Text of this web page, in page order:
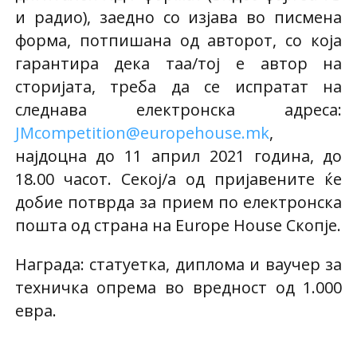
и радио), заедно со изјава во писмена
форма, потпишана од авторот, со која
гарантира дека таа/тој е автор на
сторијата, треба да се испратат на
следнава електронска адреса:
JMcompetition@europehouse.mk,
најдоцна до 11 април 2021 година, до
18.00 часот. Секој/а од пријавените ќе
добие потврда за прием по електронска
пошта од страна на Europe House Скопје.
Награда: статуетка, диплома и ваучер за
техничка опрема во вредност од 1.000
евра.